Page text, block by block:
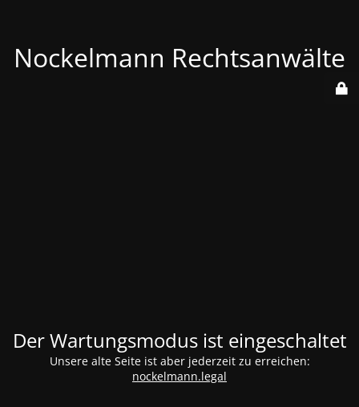
Nockelmann Rechtsanwälte
Der Wartungsmodus ist eingeschaltet
Unsere alte Seite ist aber jederzeit zu erreichen:
nockelmann.legal